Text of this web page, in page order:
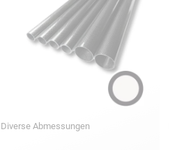
Diverse Abmessungen